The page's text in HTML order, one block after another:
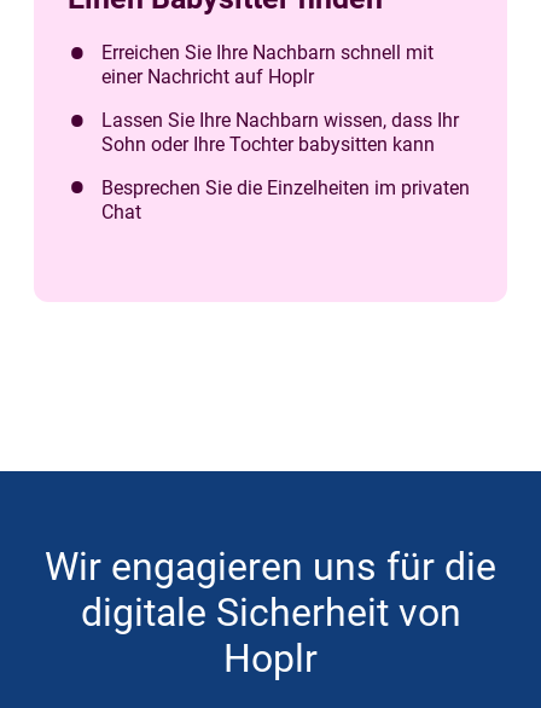
Erreichen Sie Ihre Nachbarn schnell mit
einer Nachricht auf Hoplr
Lassen Sie Ihre Nachbarn wissen, dass Ihr
Sohn oder Ihre Tochter babysitten kann
Besprechen Sie die Einzelheiten im privaten
Chat
Wir engagieren uns für die
digitale Sicherheit von
Hoplr